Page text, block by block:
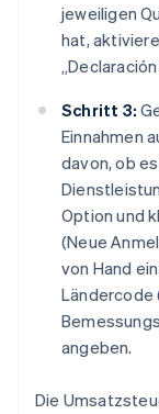
jeweiligen
hat,
Schritt 3:
Einnahmen
davon, ob
Option und
(Neue
von Hand
Ländercode
angeben.
Die